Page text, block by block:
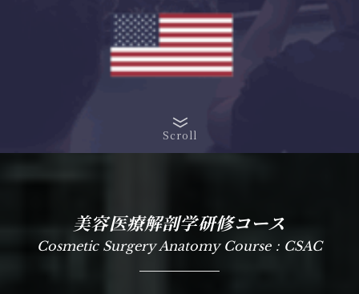
Scroll
美容医療解剖学研修コース
Cosmetic Surgery Anatomy Course：CSAC